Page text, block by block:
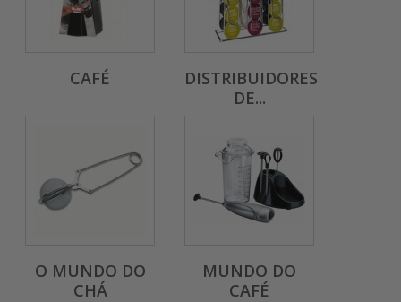
CAFÉ
DISTRIBUIDORES
DE...
O MUNDO DO
CHÁ
MUNDO DO
CAFÉ